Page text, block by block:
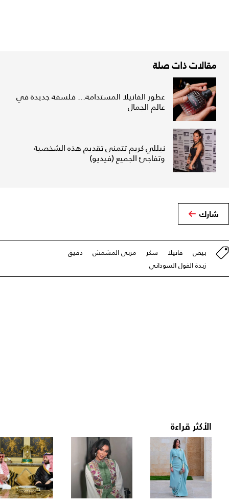
مقالات ذات صلة
عطور الفانيلا المستدامة... فلسفة جديدة في
عالم الجمال
نيللي كريم تتمنى تقديم هذه الشخصية
وتفاجئ الجميع (فيديو)
شارك
بيض فانيلا سكر مربى المشمش
دقيق
زبدة الفول السوداني
الأكثر قراءة